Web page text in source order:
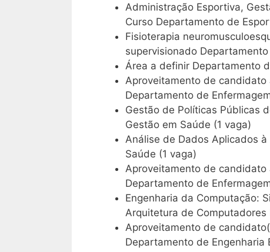
Administração Esportiva,
Curso Departamento de
Fisioterapia
supervisionado
Área a definir Departamento
Aproveitamento de
Departamento de
Gestão de Políticas Públicas
Gestão em Saúde (1 vaga)
Análise de Dados Aplicados
Saúde (1 vaga)
Aproveitamento de
Departamento de
Engenharia da Computação:
Arquitetura de Computadores
Aproveitamento de
Departamento de Engenharia